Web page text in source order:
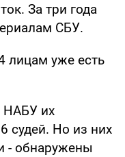
За три года
СБУ.
лицам уже есть
НАБУ их
судей. Но из них
- обнаружены